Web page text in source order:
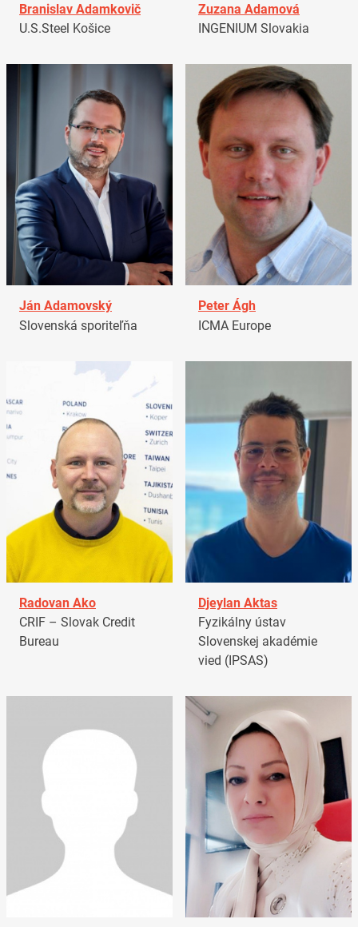
Branislav Adamkovič
U.S.Steel Košice
Zuzana Adamová
INGENIUM Slovakia
Ján Adamovský
Slovenská sporiteľňa
Peter Ágh
ICMA Europe
Radovan Ako
CRIF – Slovak Credit
Bureau
Djeylan Aktas
Fyzikálny ústav
Slovenskej akadémie
vied (IPSAS)